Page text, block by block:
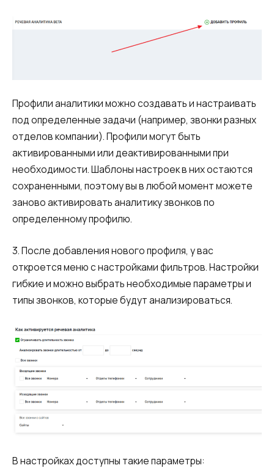
Расширенный пакет поддержки SLA
Телефонная аналитика для бизнеса
Профили аналитики можно создавать и настраивать
под определенные задачи (например, звонки разных
отделов компании). Профили могут быть
активированными или деактивированными при
необходимости. Шаблоны настроек в них остаются
сохраненными, поэтому вы в любой момент можете
заново активировать аналитику звонков по
определенному профилю.
3. После добавления нового профиля, у вас
откроется меню с настройками фильтров. Настройки
гибкие и можно выбрать необходимые параметры и
типы звонков, которые будут анализироваться.
В настройках доступны такие параметры: